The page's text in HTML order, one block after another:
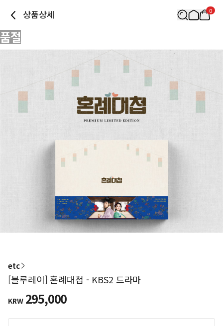
상품상세 0
품절
etc
[블루레이] 혼례대첩 - KBS2 드라마
KRW 295,000